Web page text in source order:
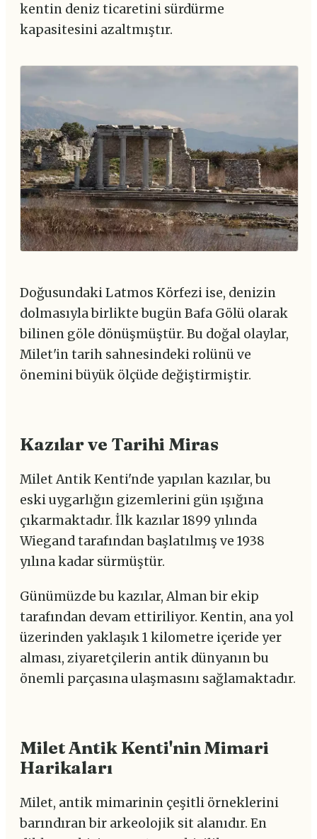
kentin deniz ticaretini sürdürme
kapasitesini azaltmıştır.
Doğusundaki Latmos Körfezi ise, denizin
dolmasıyla birlikte bugün Bafa Gölü olarak
bilinen göle dönüşmüştür. Bu doğal olaylar,
Milet'in tarih sahnesindeki rolünü ve
önemini büyük ölçüde değiştirmiştir.
Kazılar ve Tarihi Miras
Milet Antik Kenti'nde yapılan kazılar, bu
eski uygarlığın gizemlerini gün ışığına
çıkarmaktadır. İlk kazılar 1899 yılında
Wiegand tarafından başlatılmış ve 1938
yılına kadar sürmüştür.
Günümüzde bu kazılar, Alman bir ekip
tarafından devam ettiriliyor. Kentin, ana yol
üzerinden yaklaşık 1 kilometre içeride yer
alması, ziyaretçilerin antik dünyanın bu
önemli parçasına ulaşmasını sağlamaktadır.
Milet Antik Kenti'nin Mimari
Harikaları
Milet, antik mimarinin çeşitli örneklerini
barındıran bir arkeolojik sit alanıdır. En